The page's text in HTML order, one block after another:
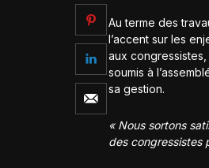
Au terme des
l’accent sur les
aux
soumis à
sa gestion.
« Nous sortons
des congressistes